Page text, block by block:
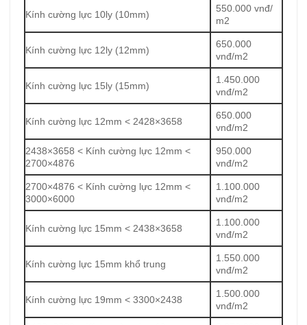
Kính cường lực 10ly (10mm)
550.000 vnđ/
m2
Kính cường lực 12ly (12mm)
650.000
vnđ/m2
Kính cường lực 15ly (15mm)
1.450.000
vnđ/m2
Kính cường lực 12mm < 2428×3658
650.000
vnđ/m2
2438×3658 < Kính cường lực 12mm <
2700×4876
950.000
vnđ/m2
2700×4876 < Kính cường lực 12mm <
3000×6000
1.100.000
vnđ/m2
Kính cường lực 15mm < 2438×3658
1.100.000
vnđ/m2
Kính cường lực 15mm khổ trung
1.550.000
vnđ/m2
Kính cường lực 19mm < 3300×2438
1.500.000
vnđ/m2